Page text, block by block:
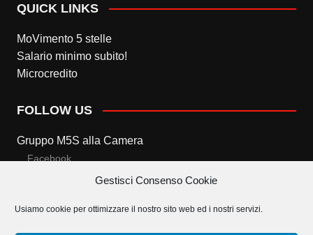
Gestisci Consenso Cookie
Usiamo cookie per ottimizzare il nostro sito web ed i nostri servizi.
QUICK LINKS
MoVimento 5 stelle
Salario minimo subito!
Microcredito
FOLLOW US
Gruppo M5S alla Camera
Facebook